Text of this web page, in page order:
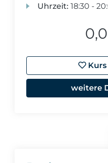
Uhrzeit: 18:30 -
Kurs
weitere